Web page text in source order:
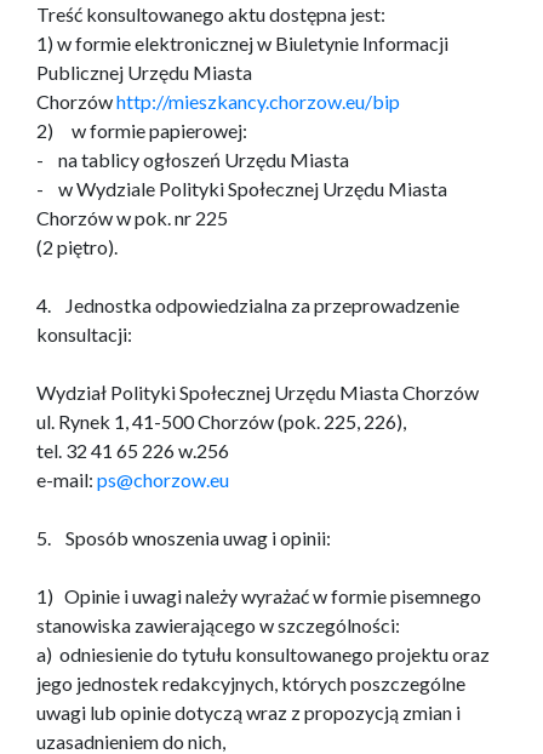
Treść konsultowanego aktu dostępna jest:
1) w formie elektronicznej w Biuletynie Informacji
Publicznej Urzędu Miasta
Chorzówhttp://mieszkancy.chorzow.eu/bip
2) w formie papierowej:
- na tablicy ogłoszeń Urzędu Miasta
- w Wydziale Polityki Społecznej Urzędu Miasta
Chorzów w pok. nr 225
(2 piętro).
4. Jednostka odpowiedzialna za przeprowadzenie
konsultacji:
Wydział Polityki Społecznej Urzędu Miasta Chorzów
ul. Rynek 1, 41-500 Chorzów (pok. 225, 226),
tel. 32 41 65 226 w.256
e-mail: ps@chorzow.eu
5. Sposób wnoszenia uwag i opinii:
1) Opinie i uwagi należy wyrażać w formie pisemnego
stanowiska zawierającego w szczególności:
a) odniesienie do tytułu konsultowanego projektu oraz
jego jednostek redakcyjnych, których poszczególne
uwagi lub opinie dotyczą wraz z propozycją zmian i
uzasadnieniem do nich,